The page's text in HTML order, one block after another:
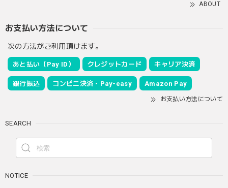
ABOUT
お支払い方法について
次の方法がご利用頂けます。
あと払い（Pay ID） クレジットカード キャリア決済
銀行振込 コンビニ決済・Pay-easy Amazon Pay
お支払い方法について
SEARCH
NOTICE